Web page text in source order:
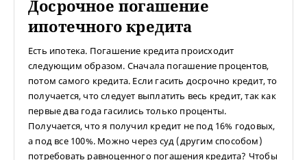
Досрочное погашение
ипотечного кредита
Есть ипотека. Погашение кредита происходит
следующим образом. Сначала погашение процентов,
потом самого кредита. Если гасить досрочно кредит, то
получается, что следует выплатить весь кредит, так как
первые два года гасились только проценты.
Получается, что я получил кредит не под 16% годовых,
а под все 100%. Можно через суд (другим способом)
потребовать равноценного погашения кредита? Чтобы